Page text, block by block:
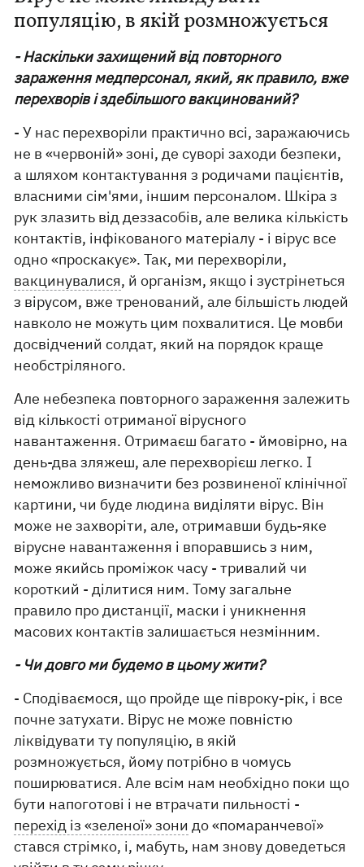
популяцію, в якій розмножується
- Наскільки захищений від повторного
зараження медперсонал, який, як правило, вже
перехворів і здебільшого вакцинований?
- У нас перехворіли практично всі, заражаючись
не в «червоній» зоні, де суворі заходи безпеки,
а шляхом контактування з родичами пацієнтів,
власними сім'ями, іншим персоналом. Шкіра з
рук злазить від деззасобів, але велика кількість
контактів, інфікованого матеріалу - і вірус все
одно «проскакує». Так, ми перехворіли,
вакцинувалися, й організм, якщо і зустрінеться
з вірусом, вже тренований, але більшість людей
навколо не можуть цим похвалитися. Це мовби
досвідчений солдат, який на порядок краще
необстріляного.
Але небезпека повторного зараження залежить
від кількості отриманої вірусного
навантаження. Отримаєш багато - ймовірно, на
день-два зляжеш, але перехворієш легко. І
неможливо визначити без розвиненої клінічної
картини, чи буде людина виділяти вірус. Він
може не захворіти, але, отримавши будь-яке
вірусне навантаження і впоравшись з ним,
може якийсь проміжок часу - тривалий чи
короткий - ділитися ним. Тому загальне
правило про дистанції, маски і уникнення
масових контактів залишається незмінним.
- Чи довго ми будемо в цьому жити?
- Сподіваємося, що пройде ще півроку-рік, і все
почне затухати. Вірус не може повністю
ліквідувати ту популяцію, в якій
розмножується, йому потрібно в чомусь
поширюватися. Але всім нам необхідно поки що
бути напоготові і не втрачати пильності -
перехід із «зеленої» зони до «помаранчевої»
стався стрімко, і, мабуть, нам знову доведеться